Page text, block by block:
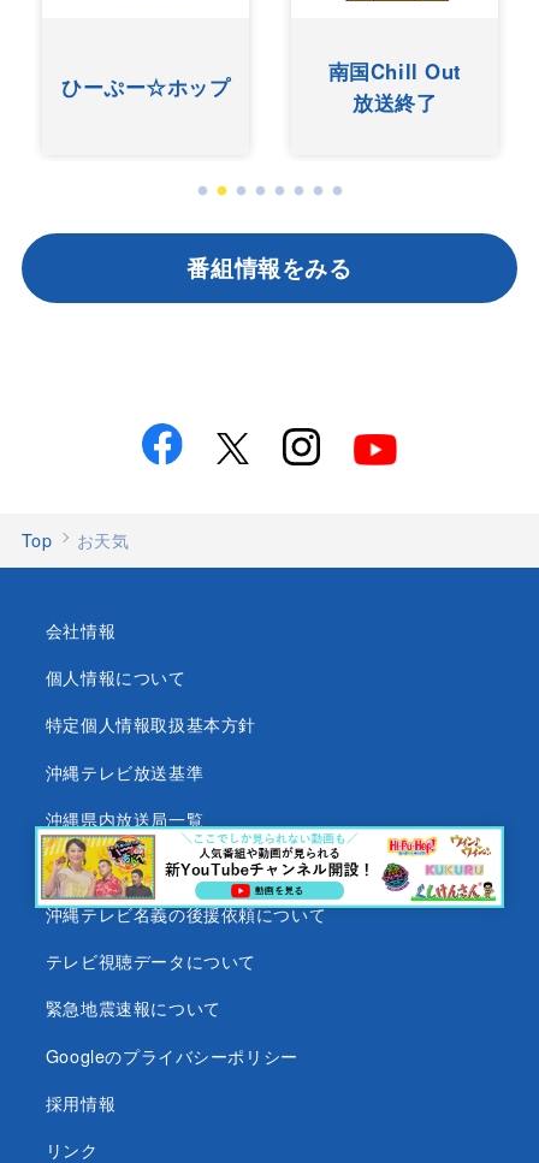
ひーぷー☆ホップ
南国Chill Out
放送終了
番組情報をみる
Top お天気
会社情報
個人情報について
特定個人情報取扱基本方針
沖縄テレビ放送基準
沖縄県内放送局一覧
番組審議会
沖縄テレビ名義の後援依頼について
テレビ視聴データについて
緊急地震速報について
Googleのプライバシーポリシー
採用情報
リンク